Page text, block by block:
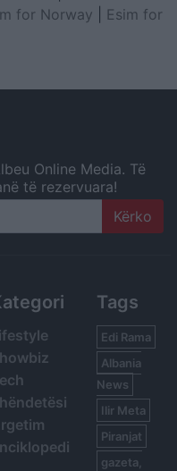
for Norway
Esim for
Online Media. Të
të rezervuara!
Tags
Edi Rama
Albania
News
Ilir Meta
Piranjat
gazeta,